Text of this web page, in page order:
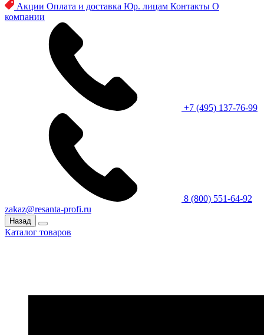
Акции Оплата и доставка Юр. лицам Контакты О
компании
+7 (495) 137-76-99
8 (800) 551-64-92
zakaz@resanta-profi.ru
Назад
Каталог товаров